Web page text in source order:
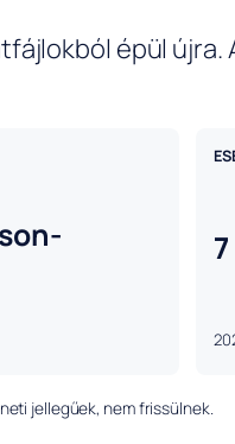
épül
7
jellegűek, nem frissülnek.